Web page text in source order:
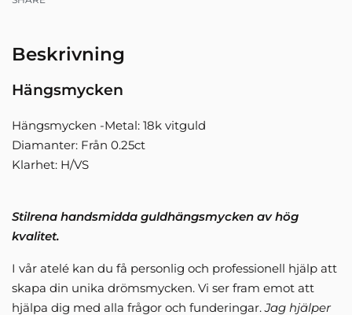
Beskrivning
Hängsmycken
Hängsmycken -Metal: 18k vitguld
Diamanter: Från 0.25ct
Klarhet: H/VS
Stilrena handsmidda guldhängsmycken av hög
kvalitet.
I vår atelé kan du få personlig och professionell hjälp att
skapa din unika drömsmycken. Vi ser fram emot att
hjälpa dig med alla frågor och funderingar.Jag hjälper